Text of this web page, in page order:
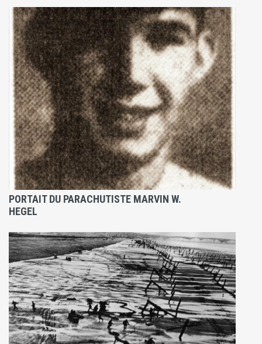
PORTAIT DU PARACHUTISTE MARVIN W.
HEGEL